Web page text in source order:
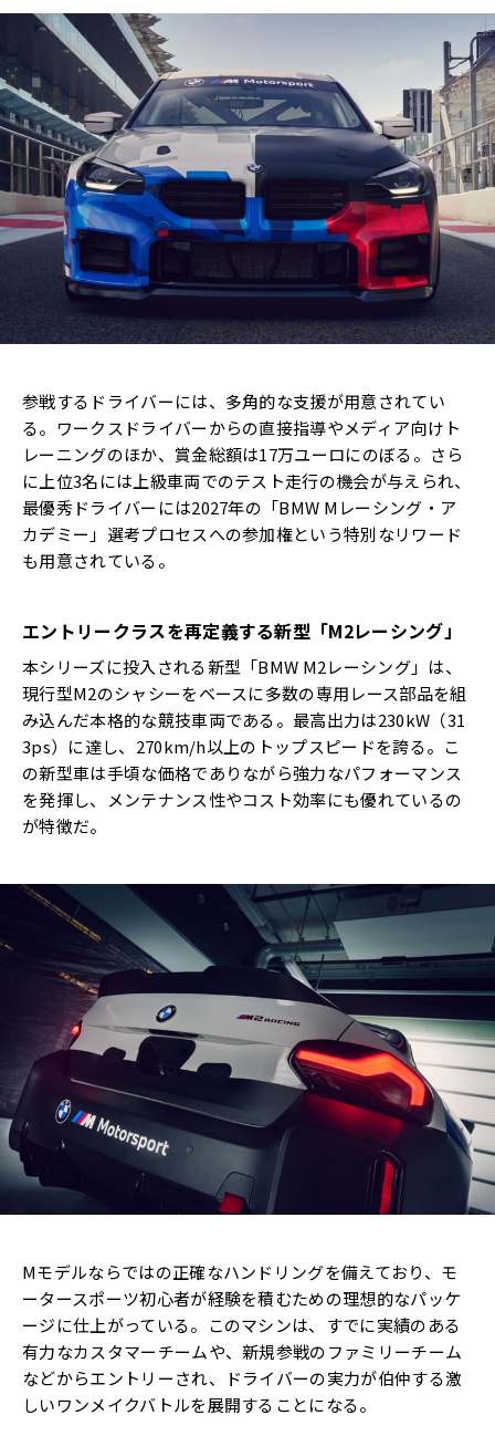
参戦するドライバーには、多角的な支援が用意されてい
る。ワークスドライバーからの直接指導やメディア向けト
レーニングのほか、賞金総額は17万ユーロにのぼる。さら
に上位3名には上級車両でのテスト走行の機会が与えられ、
最優秀ドライバーには2027年の「BMW Mレーシング・ア
カデミー」選考プロセスへの参加権という特別なリワード
も用意されている。
エントリークラスを再定義する新型「M2レーシング」
本シリーズに投入される新型「BMW M2レーシング」は、
現行型M2のシャシーをベースに多数の専用レース部品を組
み込んだ本格的な競技車両である。最高出力は230kW（31
3ps）に達し、270km/h以上のトップスピードを誇る。こ
の新型車は手頃な価格でありながら強力なパフォーマンス
を発揮し、メンテナンス性やコスト効率にも優れているの
が特徴だ。
Mモデルならではの正確なハンドリングを備えており、モ
ータースポーツ初心者が経験を積むための理想的なパッケ
ージに仕上がっている。このマシンは、すでに実績のある
有力なカスタマーチームや、新規参戦のファミリーチーム
などからエントリーされ、ドライバーの実力が伯仲する激
しいワンメイクバトルを展開することになる。